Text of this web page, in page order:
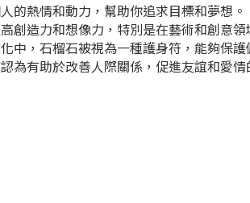
的熱情和動力，幫助你追求目標和夢想。
創造力和想像力，特別是在藝術和創意領
中，石榴石被視為一種護身符，能夠保
為有助於改善人際關係，促進友誼和愛情